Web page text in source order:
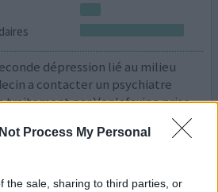
Process My Personal
the sale, sharing to third parties, or
dépression lié au milieu
a contacter un psychiatre
traitement par Venlafaxine prise
dépression le médecin a donc
+75 mg prise le soir, effets